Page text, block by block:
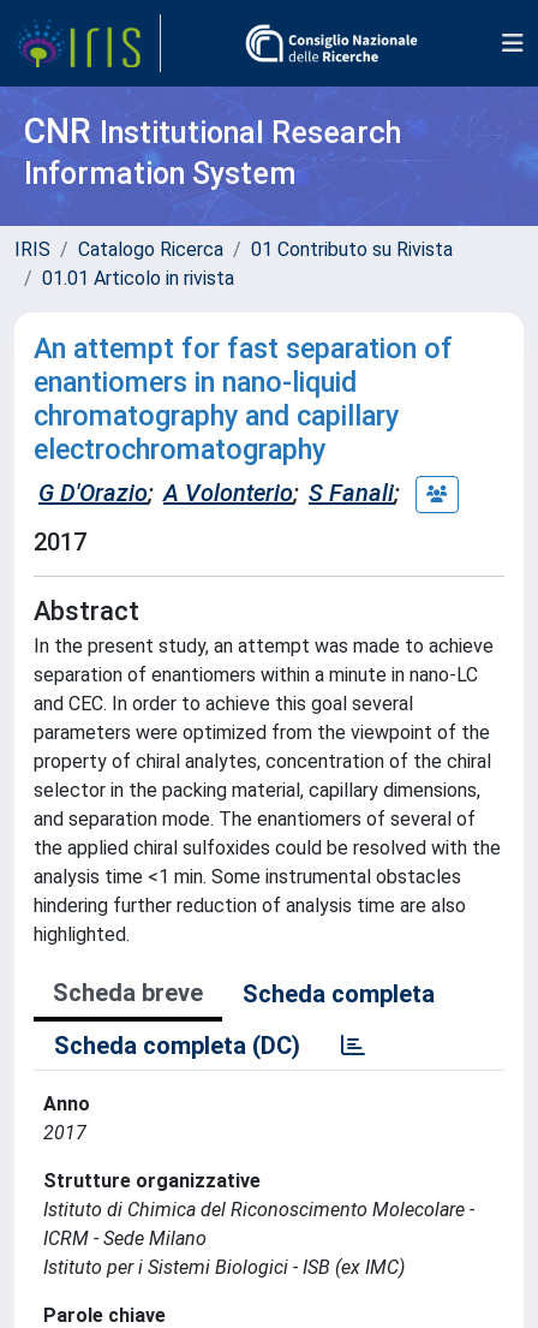
CNR Institutional Research
Information System
IRIS Catalogo Ricerca
01 Contributo su Rivista
01.01 Articolo in rivista
An attempt for fast separation of
enantiomers in nano-liquid
chromatography and capillary
electrochromatography
G D'Orazio; A Volonterio; S Fanali;
2017
Abstract
In the present study, an attempt was made to achieve
separation of enantiomers within a minute in nano-LC
and CEC. In order to achieve this goal several
parameters were optimized from the viewpoint of the
property of chiral analytes, concentration of the chiral
selector in the packing material, capillary dimensions,
and separation mode. The enantiomers of several of
the applied chiral sulfoxides could be resolved with the
analysis time <1 min. Some instrumental obstacles
hindering further reduction of analysis time are also
highlighted.
Scheda breve
Scheda completa
Scheda completa (DC)
Anno
2017
Strutture organizzative
Istituto di Chimica del Riconoscimento Molecolare -
ICRM - Sede Milano
Istituto per i Sistemi Biologici - ISB (ex IMC)
Parole chiave